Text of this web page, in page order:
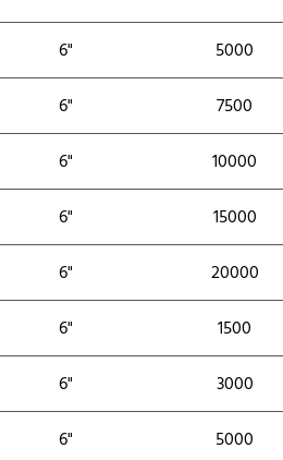
6" 5000
6" 7500
6" 10000
6" 15000
6" 20000
6" 1500
6" 3000
6" 5000